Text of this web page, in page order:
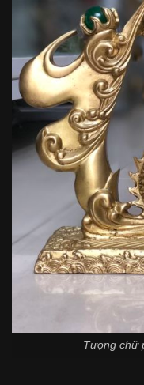
Tượng chữ